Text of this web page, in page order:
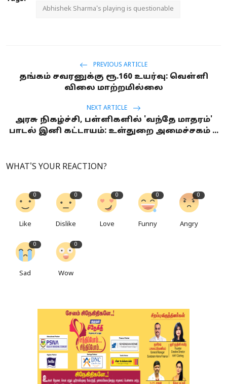
Abhishek Sharma's playing is questionable
PREVIOUS ARTICLE
தங்கம் சவரனுக்கு ரூ.160 உயர்வு: வெள்ளி
விலை மாற்றமில்லை
NEXT ARTICLE
அரசு நிகழ்ச்சி, பள்ளிகளில் 'வந்தே மாதரம்'
பாடல் இனி கட்டாயம்: உள்துறை அமைச்சகம் ...
WHAT'S YOUR REACTION?
0
Like
0
Dislike
0
Love
0
Funny
0
Angry
0
Sad
0
Wow